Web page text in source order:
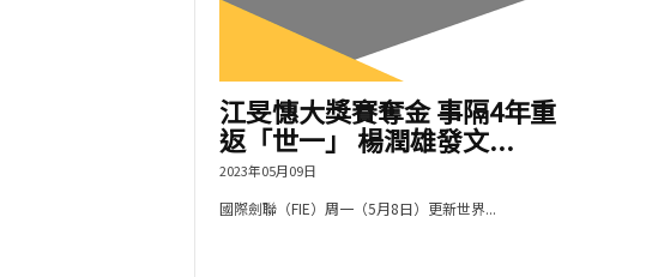
江旻憓大獎賽奪金 事隔4年重
返「世一」 楊潤雄發文...
2023年05月09日
國際劍聯（FIE）周一（5月8日）更新世界...